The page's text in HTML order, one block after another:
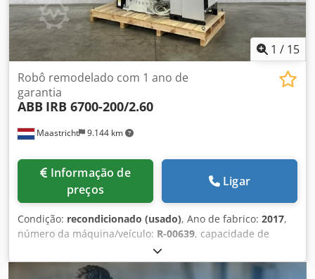
1 / 15
Maastricht 9.144 km
Robô remodelado com 1 ano de
garantia
ABB IRB 6700-200/2.60
preços
Ligar
Condição: recondicionado (usado), Ano de fabrico: 2017,
número da máquina/veículo: R-00639, capacidade de
, alcance do braço:
controladores:IRC5, fabricante de terminais de